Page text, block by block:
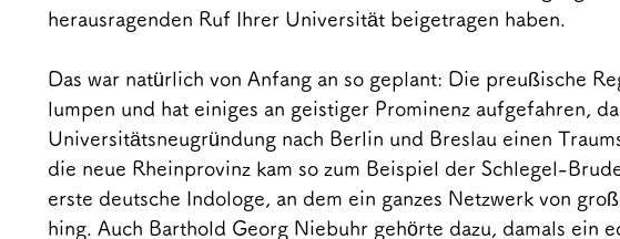
herausragenden Ruf Ihrer Universität beigetragen haben.
Das war natürlich von Anfang an so geplant: Die preußische
lumpen und hat einiges an geistiger Prominenz aufgefahren,
Universitätsneugründung nach Berlin und Breslau einen
die neue Rheinprovinz kam so zum Beispiel der Schlegel-
erste deutsche Indologe, an dem ein ganzes Netzwerk von
hing. Auch Barthold Georg Niebuhr gehörte dazu, damals ein